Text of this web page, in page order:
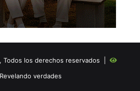
Todos los derechos reservados |
Revelando verdades